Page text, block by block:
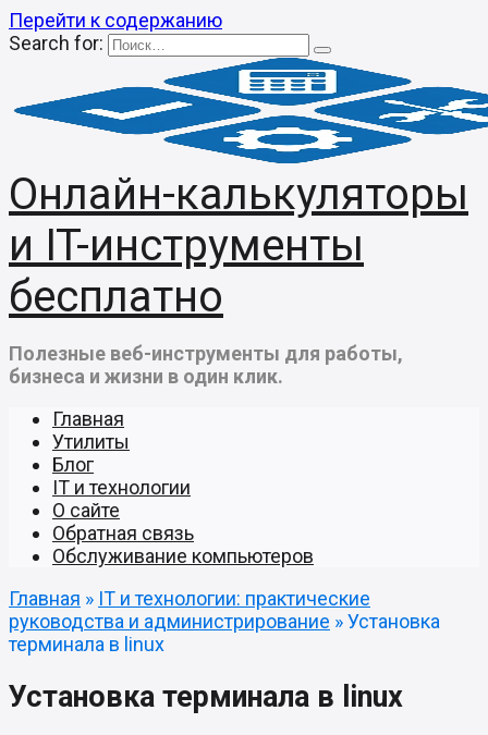
Перейти к содержанию
Search for:
Онлайн-калькуляторы
и IT-инструменты
бесплатно
Полезные веб-инструменты для работы,
бизнеса и жизни в один клик.
Главная
Утилиты
Блог
IT и технологии
О сайте
Обратная связь
Обслуживание компьютеров
Главная » IT и технологии: практические
руководства и администрирование »Установка
терминала в linux
Установка терминала в linux